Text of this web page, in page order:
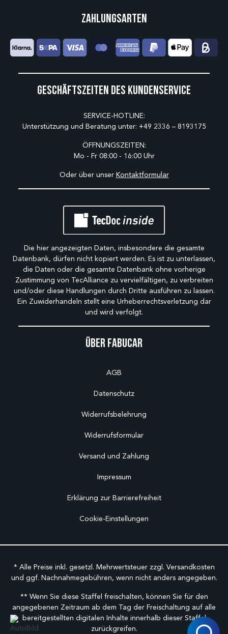
Über Fabucar
AGB
Datenschutz
Widerrufsbelehrung
Widerrufsformular
Versand und Zahlung
Impressum
Erklärung zur Barrierefreiheit
Cookie-Einstellungen
Geschäftszeiten des Kundenservice
SERVICE-HOTLINE:
Unterstützung und Beratung unter: +49 2336 – 8193175
ÖFFNUNGSZEITEN:
Mo - Fr 08:00 - 16:00 Uhr
Oder über unser Kontaktformular
Zahlungsarten
Die hier angezeigten Daten, insbesondere die gesamte
Datenbank, dürfen nicht kopiert werden. Es ist zu unterlassen,
die Daten oder die gesamte Datenbank ohne vorherige
Zustimmung von TecAlliance zu vervielfältigen, zu verbreiten
und/oder diese Handlungen durch Dritte ausführen zu lassen.
Ein Zuwiderhandeln stellt eine Urheberrechtsverletzung dar
und wird verfolgt.
* Alle Preise inkl. gesetzl. Mehrwertsteuer zzgl. Versandkosten
und ggf. Nachnahmegebühren, wenn nicht anders angegeben.
** Wenn Sie diese Staffel freischalten, können Sie für den
angegebenen Zeitraum ab dem Tag der Freischaltung auf alle
bereitgestellten digitalen Inhalte innerhalb dieser Staffel
zurückgreifen.